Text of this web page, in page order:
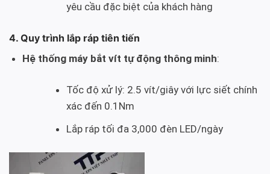
yêu cầu đặc biệt của khách hàng
4. Quy trình lắp ráp tiên tiến
Hệ thống máy bắt vít tự động thông minh:
Tốc độ xử lý: 2.5 vít/giây với lực siết chính
xác đến 0.1Nm
Lắp ráp tối đa 3,000 đèn LED/ngày